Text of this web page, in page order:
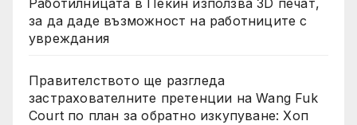
Работилницата в Пекин използва 3D печат,
за да даде възможност на работниците с
увреждания
Правителството ще разгледа
застрахователните претенции на Wang Fuk
Court по план за обратно изкупуване: Хоп